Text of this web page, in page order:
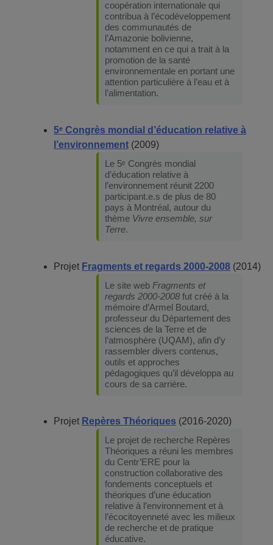
coopération internationale qui
contribua à l’écodéveloppement
des communautés de
l’Amazonie bolivienne,
notamment en ce qui a trait à la
promotion de la santé
environnementale en portant une
attention particulière à l’eau et à
l’alimentation.
5ᵉ Congrès mondial d’éducation relative à
l’environnement (2009)
Le 5ᵉ Congrès mondial
d’éducation relative à
l’environnement réunit 2200
participant.e.s de plus de 80
pays à Montréal, autour du
thème Vivre ensemble, sur
Terre.
Projet Fragments et regards 2000-2008 (2014)
Le site web Fragments et
regards 2000-2008 fut créé à la
mémoire d’Armel Boutard,
professeur du Département des
sciences de la Terre et de
l’atmosphère (UQAM), afin d’y
rassembler divers contenus,
outils et approches
pédagogiques qu’il développa au
cours de sa carrière.
Projet Repères Théoriques (2016-2020)
Le projet de recherche Repères
Théoriques a réuni les membres
du Centr’ERE pour la
construction collaborative des
fondements conceptuels et
théoriques d’une éducation
relative à l’environnement et à
l’écocitoyenneté avec les milieux
de recherche et de pratique
éducative.